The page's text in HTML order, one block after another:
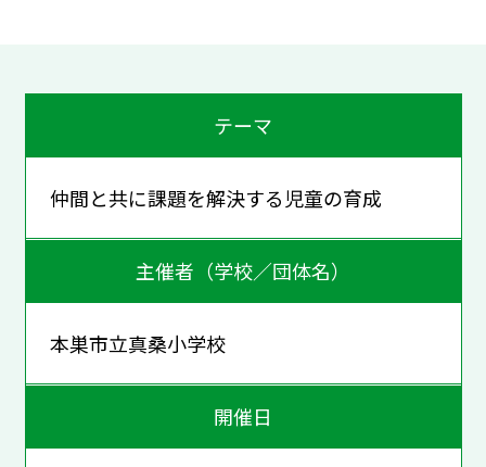
テーマ
仲間と共に課題を解決する児童の育成
主催者（学校／団体名）
本巣市立真桑小学校
開催日